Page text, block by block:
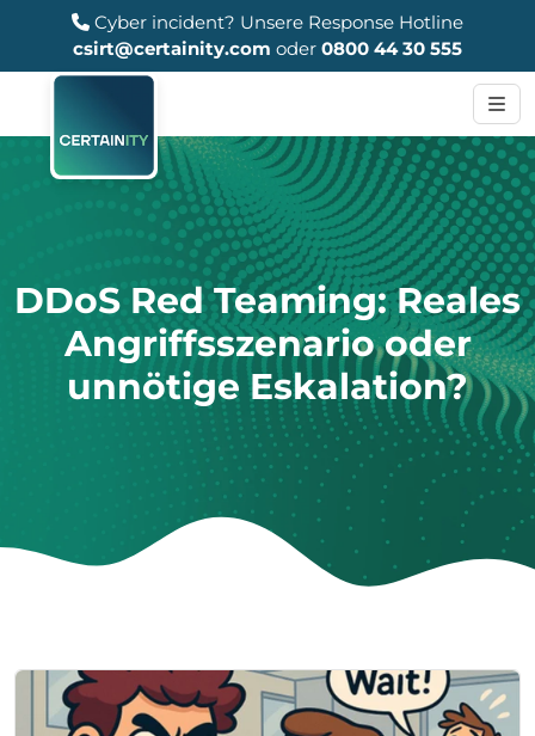
Cyber incident? Unsere Response Hotline
csirt@certainity.com oder 0800 44 30 555
DDoS Red Teaming: Reales
Angriffsszenario oder
unnötige Eskalation?